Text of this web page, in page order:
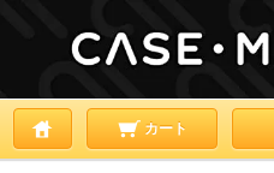
カート